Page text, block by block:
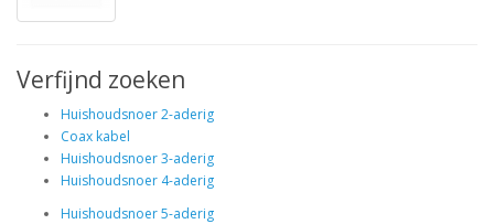
Verfijnd zoeken
Huishoudsnoer 2-aderig
Coax kabel
Huishoudsnoer 3-aderig
Huishoudsnoer 4-aderig
Huishoudsnoer 5-aderig